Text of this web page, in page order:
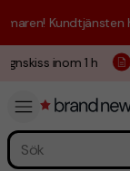
Kundtjänsten
inom 1 h